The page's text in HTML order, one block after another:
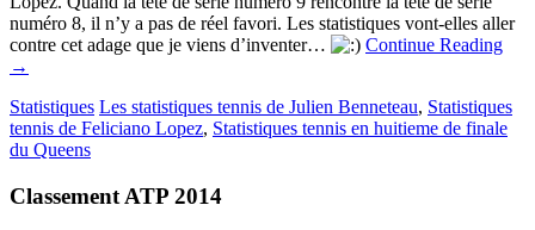
numéro 8, il n’y a pas de réel favori. Les statistiques vont-elles aller
contre cet adage que je viens d’inventer…
Continue Reading
→
Statistiques Les statistiques tennis de Julien Benneteau, Statistiques
tennis de Feliciano Lopez, Statistiques tennis en huitieme de finale
du Queens
Classement ATP 2014